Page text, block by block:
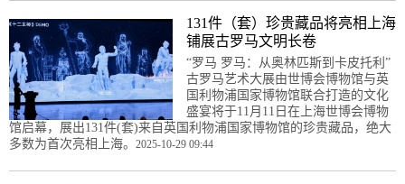
131件（套）珍贵藏品将亮相上海
铺展古罗马文明长卷
“罗马 罗马：从奥林匹斯到卡皮托利”
古罗马艺术大展由世博会博物馆与英
国利物浦国家博物馆联合打造的文化
盛宴将于11月11日在上海世博会博物
馆启幕，展出131件(套)来自英国利物浦国家博物馆的珍贵藏品，绝大
多数为首次亮相上海。 2025-10-29 09:44